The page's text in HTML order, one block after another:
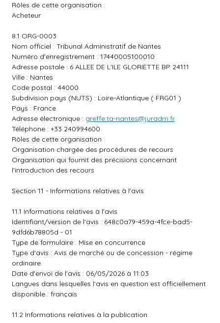
Rôles de cette organisation :
Acheteur
8.1 ORG-0003
Nom officiel : Tribunal Administratif de Nantes
Numéro d'enregistrement : 17440005100010
Adresse postale : 6 ALLEE DE L'ILE GLORIETTE BP 24111
Ville : Nantes
Code postal : 44000
Subdivision pays (NUTS) : Loire-Atlantique ( FRG01 )
Pays : France
Adresse électronique : greffe.ta-nantes@juradm.fr
Téléphone : +33 240994600
Rôles de cette organisation :
Organisation chargée des procédures de recours
Organisation qui fournit des précisions concernant
l'introduction des recours
Section 11 - Informations relatives à l'avis
11.1 Informations relatives à l'avis
Identifiant/version de l'avis : 648c0a79-459a-4fce-bad5-
9dfd6b78805d - 01
Type de formulaire : Mise en concurrence
Type d'avis : Avis de marché ou de concession - régime
ordinaire
Date d'envoi de l'avis : 06/05/2026 à 11:03
Langues dans lesquelles l'avis en question est officiellement
disponible : français
11.2 Informations relatives à la publication